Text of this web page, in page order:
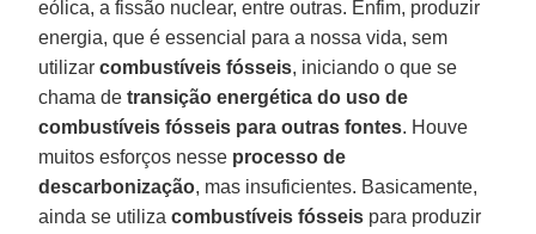
eólica, a fissão nuclear, entre outras. Enfim, produzir
energia, que é essencial para a nossa vida, sem
utilizarcombustíveis fósseis, iniciando o que se
chama de transição energética do uso de
combustíveis fósseis para outras fontes. Houve
muitos esforços nesse processo de
descarbonização, mas insuficientes. Basicamente,
ainda se utilizacombustíveis fósseis para produzir